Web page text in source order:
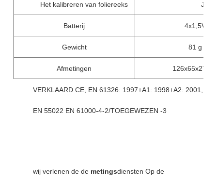
Het kalibreren van foliereeks Ja
Batterij 4x1,5V
Gewicht 81 g
Afmetingen
VERKLAARD CE, EN 61326: 1997+A1: 1998+A2: 2001,
EN 55022 EN 61000-4-2/TOEGEWEZEN -3
wij verlenen de de metingsdiensten Op de